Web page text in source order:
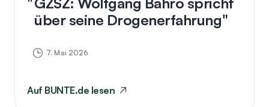
über seine Drogenerfahrung
7. Mai 2026
Auf BUNTE.de lesen